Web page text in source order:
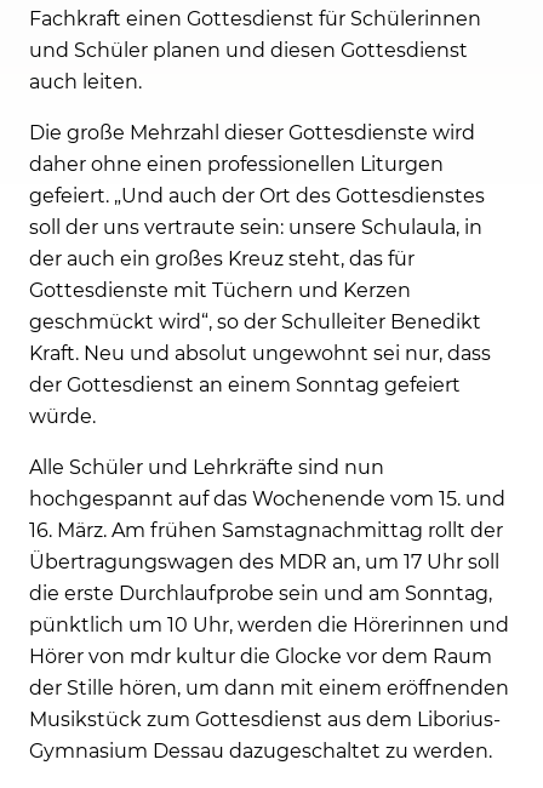
Fachkraft einen Gottesdienst für Schülerinnen
und Schüler planen und diesen Gottesdienst
auch leiten.
Die große Mehrzahl dieser Gottesdienste wird
daher ohne einen professionellen Liturgen
gefeiert. „Und auch der Ort des Gottesdienstes
soll der uns vertraute sein: unsere Schulaula, in
der auch ein großes Kreuz steht, das für
Gottesdienste mit Tüchern und Kerzen
geschmückt wird“, so der Schulleiter Benedikt
Kraft. Neu und absolut ungewohnt sei nur, dass
der Gottesdienst an einem Sonntag gefeiert
würde.
Alle Schüler und Lehrkräfte sind nun
hochgespannt auf das Wochenende vom 15. und
16. März. Am frühen Samstagnachmittag rollt der
Übertragungswagen des MDR an, um 17 Uhr soll
die erste Durchlaufprobe sein und am Sonntag,
pünktlich um 10 Uhr, werden die Hörerinnen und
Hörer von mdr kultur die Glocke vor dem Raum
der Stille hören, um dann mit einem eröffnenden
Musikstück zum Gottesdienst aus dem Liborius-
Gymnasium Dessau dazugeschaltet zu werden.